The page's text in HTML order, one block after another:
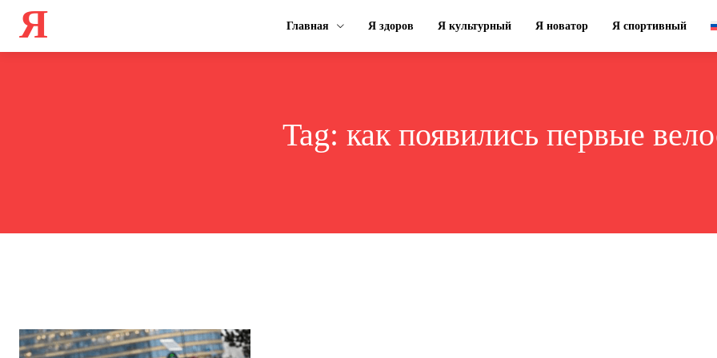
Я Главная Я здоров Я культурный Я новатор Я спортивный
Tag: как появились первые